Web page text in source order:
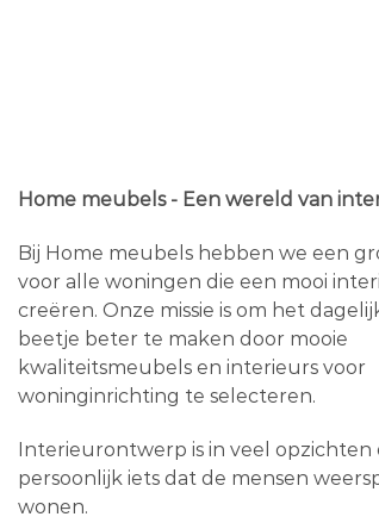
Home meubels - Een wereld van
Bij Home meubels hebben we een
voor alle woningen die een mooi
creëren. Onze missie is om het
beetje beter te maken door mooie
kwaliteitsmeubels en interieurs voor
woninginrichting te selecteren.
Interieurontwerp is in veel opzichten
persoonlijk iets dat de mensen
wonen.